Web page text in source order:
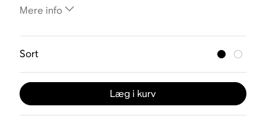
Mere info
Sort
Læg i kurv